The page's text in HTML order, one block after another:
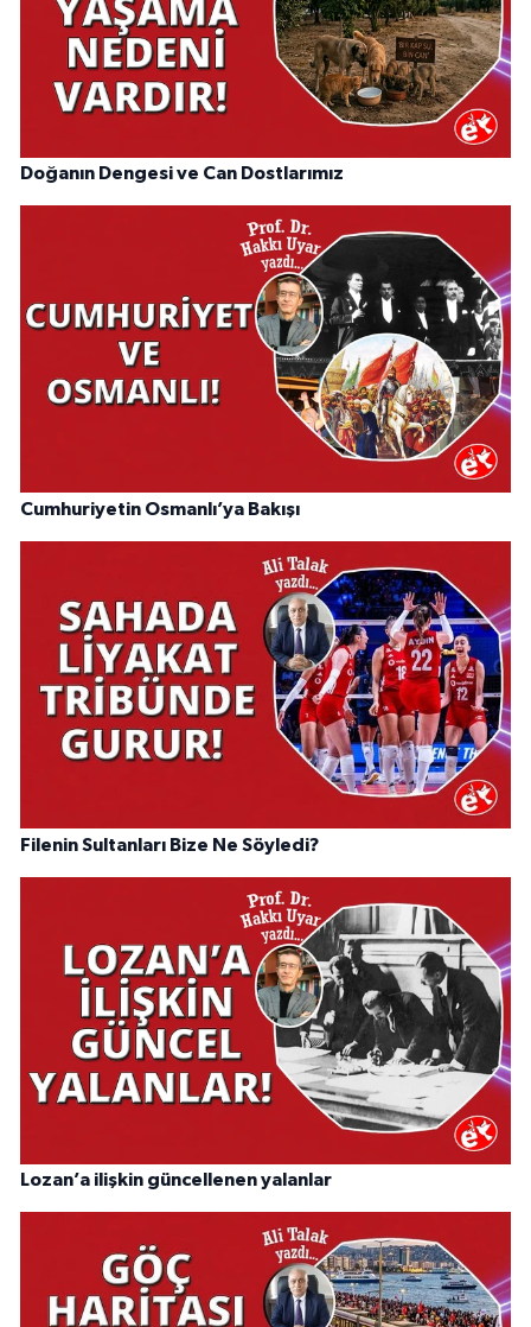
Doğanın Dengesi ve Can Dostlarımız
Cumhuriyetin Osmanlı’ya Bakışı
Filenin Sultanları Bize Ne Söyledi?
Lozan’a ilişkin güncellenen yalanlar